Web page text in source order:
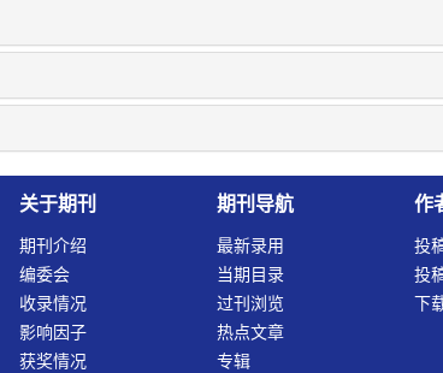
关于期刊
期刊介绍
编委会
收录情况
影响因子
获奖情况
期刊导航
最新录用
当期目录
过刊浏览
热点文章
专辑
作
投
投
下